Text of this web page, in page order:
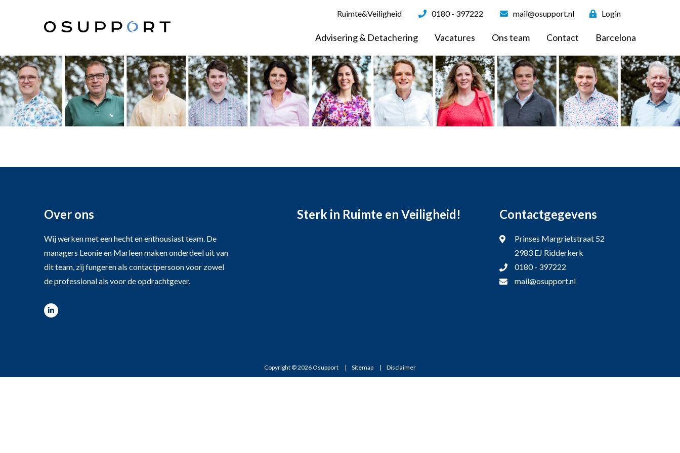
Ruimte&Veiligheid 0180 - 397222 mail@osupport.nl Login
Advisering & Detachering Vacatures Ons team Contact Barcelona
Over ons
Wij werken met een hecht en enthousiast team. De
managers Leonie en Marleen maken onderdeel uit van
dit team, zij fungeren als contactpersoon voor zowel
de professional als voor de opdrachtgever.
Sterk in Ruimte en Veiligheid! Contactgegevens
Prinses Margrietstraat 52
2983 EJ Ridderkerk
0180 - 397222
mail@osupport.nl
Copyright © 2026 Osupport Sitemap Disclaimer